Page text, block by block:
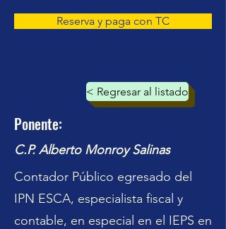
Reserva y paga con TC
< Regresar al listado
Ponente:
C.P. Alberto Monroy Salinas
Contador Público egresado del
IPN ESCA, especialista fiscal y
contable, en especial en el IEPS en